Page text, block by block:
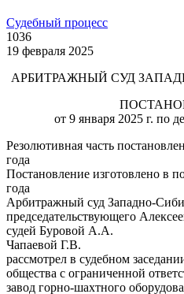
Судебный процесс
1036
19 февраля 2025
АРБИТРАЖНЫЙ СУД
от 9 января 2025 г. по
Резолютивная часть
года
Постановление изготовлено в
года
Арбитражный суд Западно-
председательствующего
судей Буровой А.А.
Чапаевой Г.В.
рассмотрел в судебном
общества с ограниченной
завод горно-шахтного